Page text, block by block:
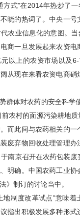
式”在2014年热炒了一
晓的热词了。中央一号
农业信息化的意图。当
商一旦发展起来农资
以上的农资市场以及
从现在来看农资电商硝
体对农药的安全科学
前农村的面源污染耕地
而此间与农药相关的一
废弃物回收处理管理办
南京召开在农药包装废
明确。中国农药工业协
》制订的讨论当中。
制度改革试点”意味着
指出积极发展多种形式